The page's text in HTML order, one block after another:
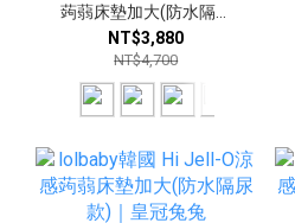
蒟蒻床墊加大(防水隔尿
款)｜多款可選
NT$3,880
NT$4,700